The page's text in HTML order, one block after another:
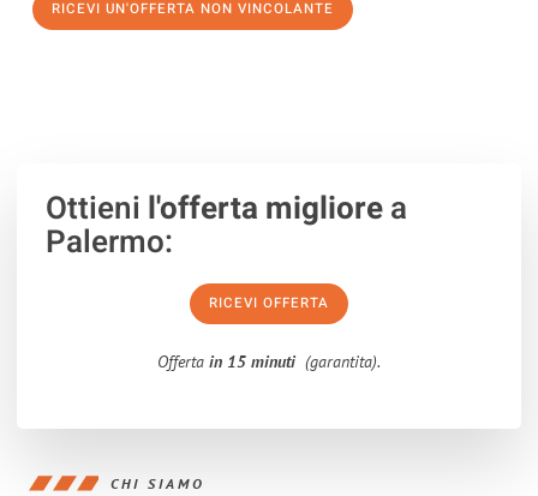
RICEVI UN'OFFERTA NON VINCOLANTE
Ottieni l'offerta migliorea
Palermo:
RICEVI OFFERTA
Offerta in 15 minuti (garantita).
CHI SIAMO